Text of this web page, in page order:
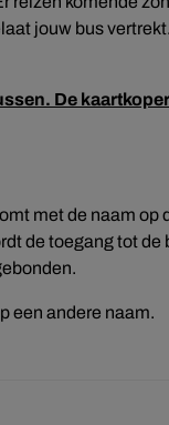
jouw bus
De
met de naam op
de toegang tot de
een andere naam.